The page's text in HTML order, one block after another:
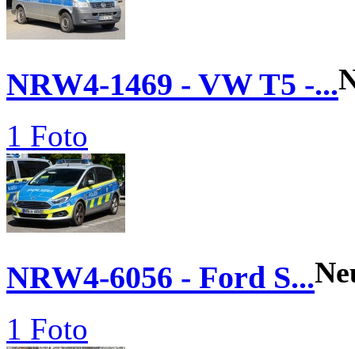
NRW4-1469 - VW T5 -...
1 Foto
NRW4-6056 - Ford S...
1 Foto